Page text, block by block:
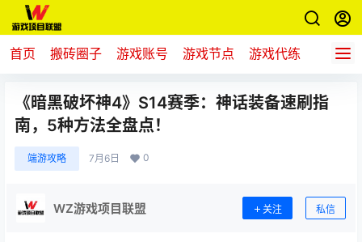
首页 搬砖圈子 游戏账号 游戏节点 游戏代练 新游推
《暗黑破坏神4》S14赛季：神话装备速刷指
南，5种方法全盘点！
端游攻略 7月6日 0
WZ游戏项目联盟 关注 私信